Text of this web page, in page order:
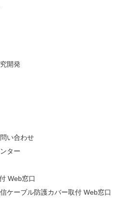
開発
い合わせ
ター
Web窓口
ケーブル防護カバー取付 Web窓口